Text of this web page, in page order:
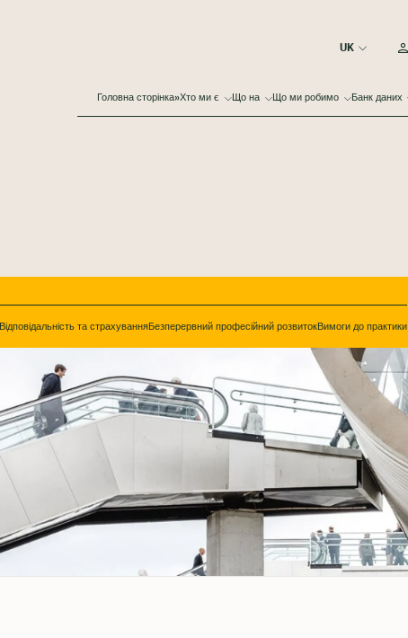
Головна сторінка»Хто ми є Що на Що ми робимо Банк даних
Відповідальність та страхуванняБезперервний професійний розвитокВимоги до практики